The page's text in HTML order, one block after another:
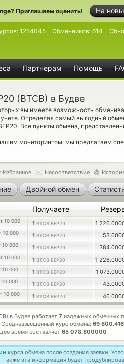
На
Приглашаем оценить!
Партнерам Помощь
1254045 Обменников: 614
(BTCB) в Будве
вы имеете возможность
Определяя самый выгодный
Все пункты обмена,
мониторингом, мы предлагаем
Избранное Несоответствие
Двойной обмен
Получаете
10 000 1 BTCB BEP20 1
10 000 1 BTCB BEP20
10 000 1 BTCB BEP20
10 000 1 BTCB BEP20 1
10 000 1 BTCB BEP20 1
10 000 1 BTCB BEP20
10 000 1 BTCB BEP20
в Будве работает 7 надежных обменных
Средневзвешенный курс обмена: 69
время составляет 65 078.800000
курса обмена после создания заявки.
Также эта информация будет